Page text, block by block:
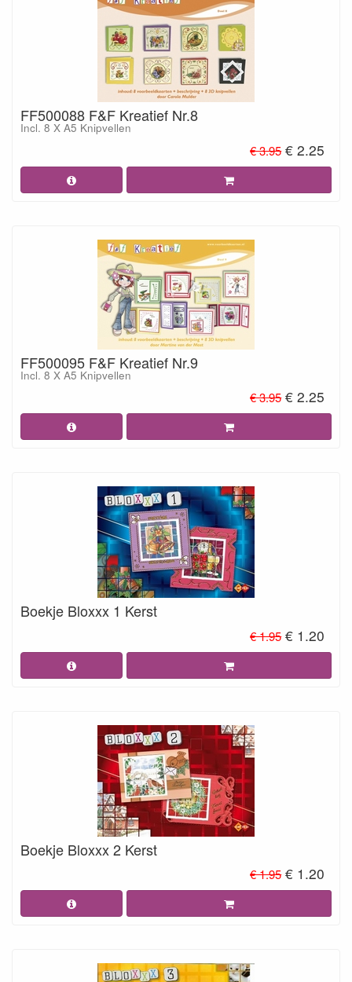
FF500088 F&F Kreatief Nr.8
Incl. 8 X A5 Knipvellen
€ 3.95 € 2.25
FF500095 F&F Kreatief Nr.9
Incl. 8 X A5 Knipvellen
€ 3.95 € 2.25
Boekje Bloxxx 1 Kerst
€ 1.95 € 1.20
Boekje Bloxxx 2 Kerst
€ 1.95 € 1.20